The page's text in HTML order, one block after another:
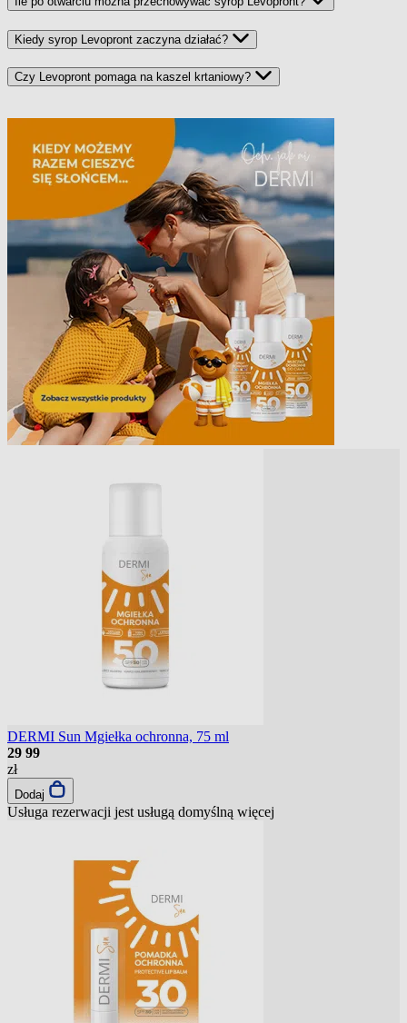
Kiedy syrop Levopront zaczyna działać?
Czy Levopront pomaga na kaszel krtaniowy?
DERMI Sun Mgiełka ochronna, 75 ml
29 99
zł
Dodaj
Usługa rezerwacji jest usługą domyślną więcej